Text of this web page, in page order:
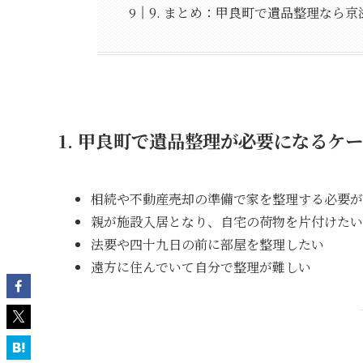
9. まとめ：甲良町で遺品整理なら京
1. 甲良町で遺品整理が必要になるケ
相続や不動産売却の準備で家を整理する必要
親が施設入居となり、自宅の荷物を片付けたい
法要や四十九日の前に部屋を整理したい
遠方に住んでいて自分で整理が難しい